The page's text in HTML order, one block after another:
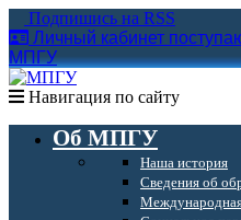
Подпишись на RSS
Личный кабинет
МПГУ
Навигация по сайту
Об МПГУ
Наша история
Сведения об
Международная